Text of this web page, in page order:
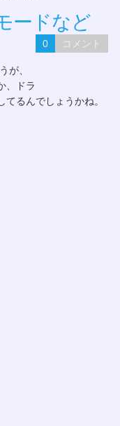
ードなど
0 コメント
が、
、ドラ
るんでしょうかね。